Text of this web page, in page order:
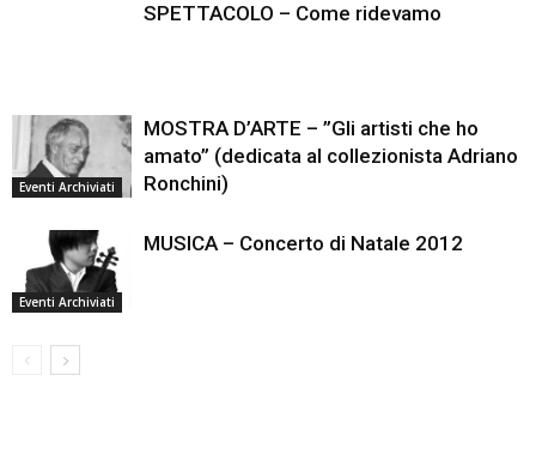
SPETTACOLO – Come ridevamo
Eventi Archiviati
MOSTRA D’ARTE – ”Gli artisti che ho
amato” (dedicata al collezionista Adriano
Ronchini)
Eventi Archiviati
MUSICA – Concerto di Natale 2012